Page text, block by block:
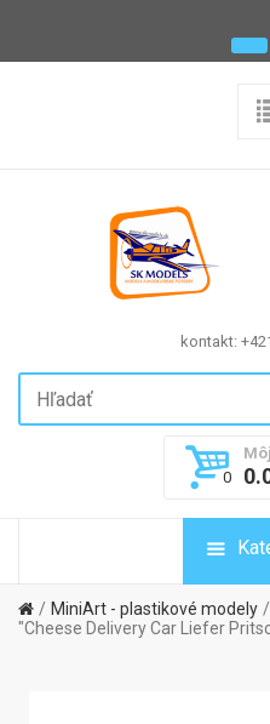
kontakt:
0
MiniArt - plastikové modely
"Cheese Delivery Car Liefer